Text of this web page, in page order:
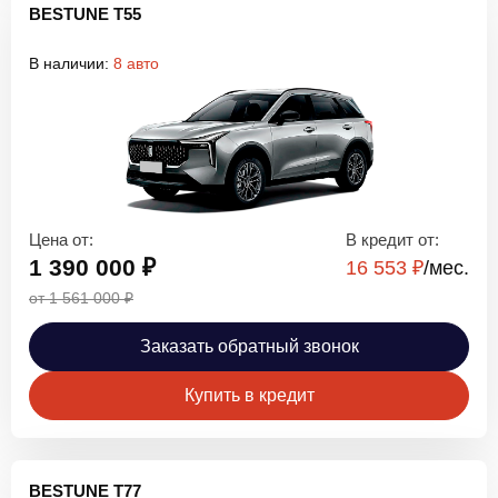
BESTUNE T55
В наличии: 8 авто
Цена от:
1 390 000 ₽
от 1 561 000 ₽
В кредит от:
16 553 ₽/мec.
Заказать обратный звонок
Купить в кредит
BESTUNE T77